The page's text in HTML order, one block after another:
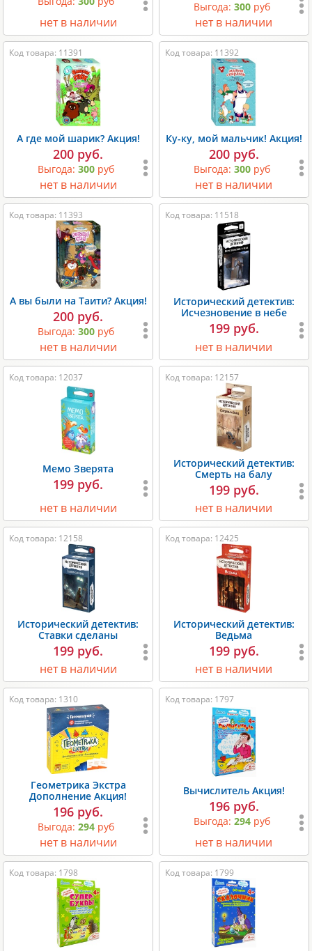
нет в наличии
Выгода: 300руб
нет в наличии
Код товара: 11391
А где мой шарик? Акция!
200 руб.
Выгода:300 руб
нет в наличии
Код товара: 11392
Ку-ку, мой мальчик! Акция!
200 руб.
Выгода: 300руб
нет в наличии
Код товара: 11393
А вы были на Таити? Акция!
200 руб.
Выгода:300 руб
нет в наличии
Код товара: 11518
Исторический детектив:
Исчезновение в небе
199 руб.
нет в наличии
Код товара: 12037
Мемо Зверята
199 руб.
нет в наличии
Код товара: 12157
Исторический детектив:
Смерть на балу
199 руб.
нет в наличии
Код товара: 12158
Исторический детектив:
Ставки сделаны
199 руб.
нет в наличии
Код товара: 12425
Исторический детектив:
Ведьма
199 руб.
нет в наличии
Код товара: 1310
Геометрика Экстра
Дополнение Акция!
196 руб.
Выгода:294 руб
нет в наличии
Код товара: 1797
Вычислитель Акция!
196 руб.
Выгода: 294руб
нет в наличии
Код товара: 1798 Код товара: 1799